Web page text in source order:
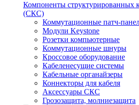
Компоненты структурированных
(СКС)
Коммутационные патч-
Модули Keystone
Розетки компьютерные
Коммутационные шнуры
Кроссовое оборудование
Кабеленесущие системы
Кабельные органайзеры
Коннекторы для кабеля
Аксессуары СКС
Грозозащита, молниезащита